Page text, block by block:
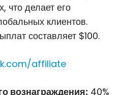
что делает его
клиентов.
составляет $100.
affiliate
вознаграждения: 40%